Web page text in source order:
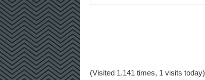
(Visited 1.141 times, 1 visits today)